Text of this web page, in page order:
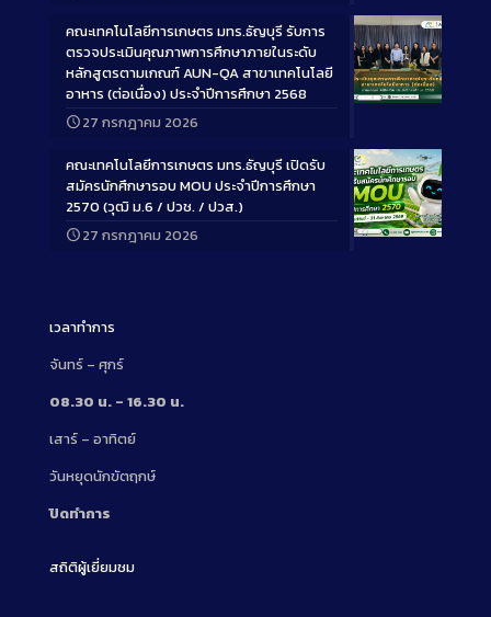
Long
คณะเทคโนโลยีการเกษตร มทร.ธัญบุรี รับการ
ตรวจประเมินคุณภาพการศึกษาภายในระดับ
หลักสูตรตามเกณฑ์ AUN-QA สาขาเทคโนโลยี
อาหาร (ต่อเนื่อง) ประจำปีการศึกษา 2568
27 กรกฎาคม 2026
Long
คณะเทคโนโลยีการเกษตร มทร.ธัญบุรี เปิดรับ
สมัครนักศึกษารอบ MOU ประจำปีการศึกษา
2570 (วุฒิ ม.6 / ปวช. / ปวส.)
27 กรกฎาคม 2026
เวลาทำการ
จันทร์ – ศุกร์
08.30 น. – 16.30 น.
เสาร์ – อาทิตย์
วันหยุดนักขัตฤกษ์
ปิดทำการ
สถิติผู้เยี่ยมชม